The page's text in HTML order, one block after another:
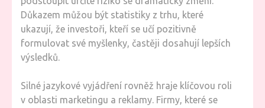
Důkazem můžou být statistiky z trhu, které
ukazují, že investoři, kteří se učí pozitivně
formulovat své myšlenky, častěji dosahují lepších
výsledků.
Silné jazykové vyjádření rovněž hraje klíčovou roli
v oblasti marketingu a reklamy. Firmy, které se